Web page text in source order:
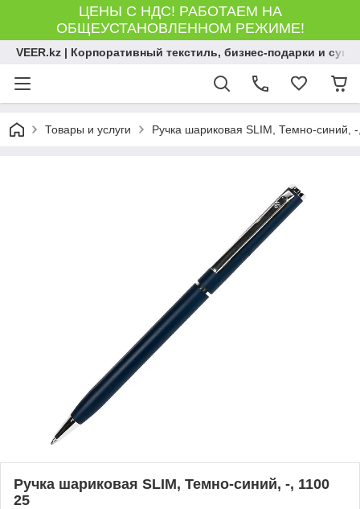
ЦЕНЫ С НДС! РАБОТАЕМ НА
ОБЩЕУСТАНОВЛЕННОМ РЕЖИМЕ!
VEER.kz | Корпоративный текстиль, бизнес-подарки и
Товары и услуги Ручка шариковая SLIM, Темно-синий,
Ручка шариковая SLIM, Темно-синий, -, 1100
25